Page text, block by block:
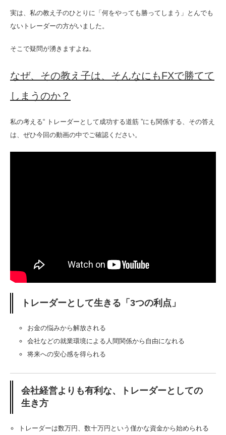
実は、私の教え子のひとりに「何をやっても勝ってしまう」とんでも
ないトレーダーの方がいました。
そこで疑問が湧きますよね。
なぜ、その教え子は、そんなにもFXで勝てて
しまうのか？
私の考える“ トレーダーとして成功する道筋 ”にも関係する、その答え
は、ぜひ今回の動画の中でご確認ください。
トレーダーとして生きる「3つの利点」
お金の悩みから解放される
会社などの就業環境による人間関係から自由になれる
将来への安心感を得られる
会社経営よりも有利な、トレーダーとしての
生き方
トレーダーは数万円、数十万円という僅かな資金から始められる